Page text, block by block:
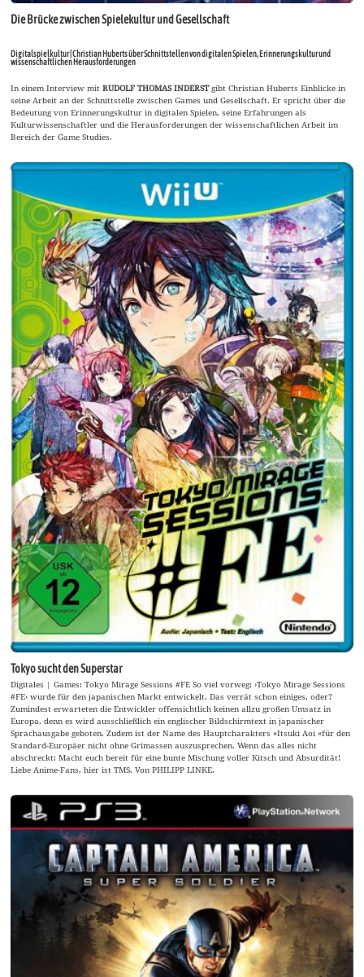
Die Brücke zwischen Spielekultur und Gesellschaft
Digitalspielkultur | Christian Huberts über Schnittstellen von digitalen Spielen, Erinnerungskultur und
wissenschaftlichen Herausforderungen
In einem Interview mitRUDOLF THOMAS INDERSTgibt Christian Huberts Einblicke in
seine Arbeit an der Schnittstelle zwischen Games und Gesellschaft. Er spricht über die
Bedeutung von Erinnerungskultur in digitalen Spielen, seine Erfahrungen als
Kulturwissenschaftler und die Herausforderungen der wissenschaftlichen Arbeit im
Bereich der Game Studies.
Tokyo sucht den Superstar
Digitales | Games: Tokyo Mirage Sessions #FE So viel vorweg: ›Tokyo Mirage Sessions
#FE‹ wurde für den japanischen Markt entwickelt. Das verrät schon einiges, oder?
Zumindest erwarteten die Entwickler offensichtlich keinen allzu großen Umsatz in
Europa, denn es wird ausschließlich ein englischer Bildschirmtext in japanischer
Sprachausgabe geboten. Zudem ist der Name des Hauptcharakters »Itsuki Aoi «für den
Standard-Europäer nicht ohne Grimassen auszusprechen. Wenn das alles nicht
abschreckt: Macht euch bereit für eine bunte Mischung voller Kitsch und Absurdität!
Liebe Anime-Fans, hier ist TMS. Von PHILIPP LINKE.